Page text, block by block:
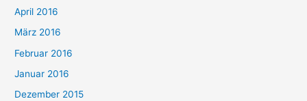
April 2016
März 2016
Februar 2016
Januar 2016
Dezember 2015